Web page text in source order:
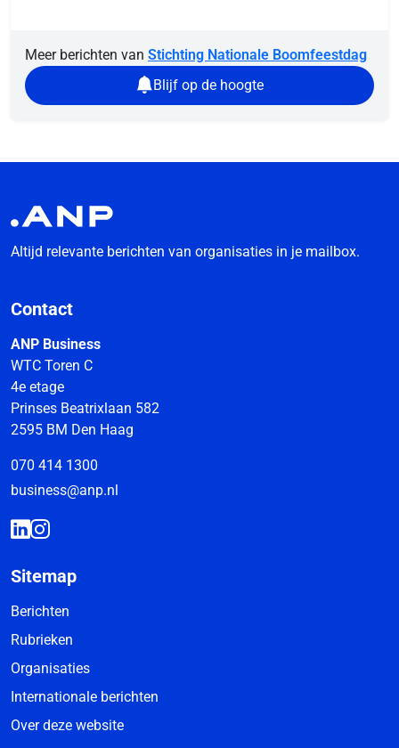
Meer berichten van Stichting Nationale Boomfeestdag
Blijf op de hoogte
Altijd relevante berichten van organisaties in je mailbox.
Contact
ANP Business
WTC Toren C
4e etage
Prinses Beatrixlaan 582
2595 BM Den Haag
070 414 1300
business@anp.nl
Sitemap
Berichten
Rubrieken
Organisaties
Internationale berichten
Over deze website